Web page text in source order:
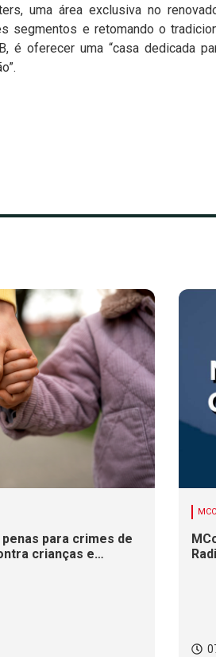
uma área exclusiva no
e retomando o
é oferecer uma “casa dedicada
para crimes de
crianças e